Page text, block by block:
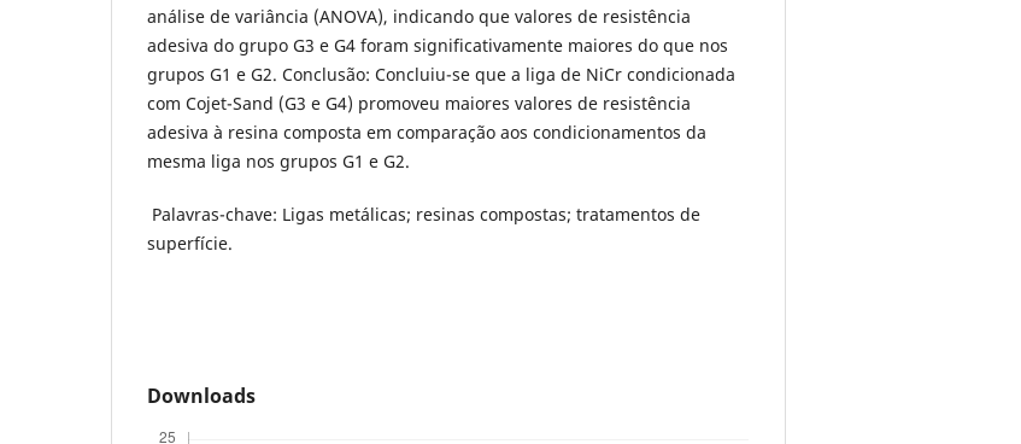
análise de variância (ANOVA), indicando que valores de resistência
adesiva do grupo G3 e G4 foram significativamente maiores do que nos
grupos G1 e G2. Conclusão: Concluiu-se que a liga de NiCr condicionada
com Cojet-Sand (G3 e G4) promoveu maiores valores de resistência
adesiva à resina composta em comparação aos condicionamentos da
mesma liga nos grupos G1 e G2.
Palavras-chave: Ligas metálicas; resinas compostas; tratamentos de
superfície.
Downloads